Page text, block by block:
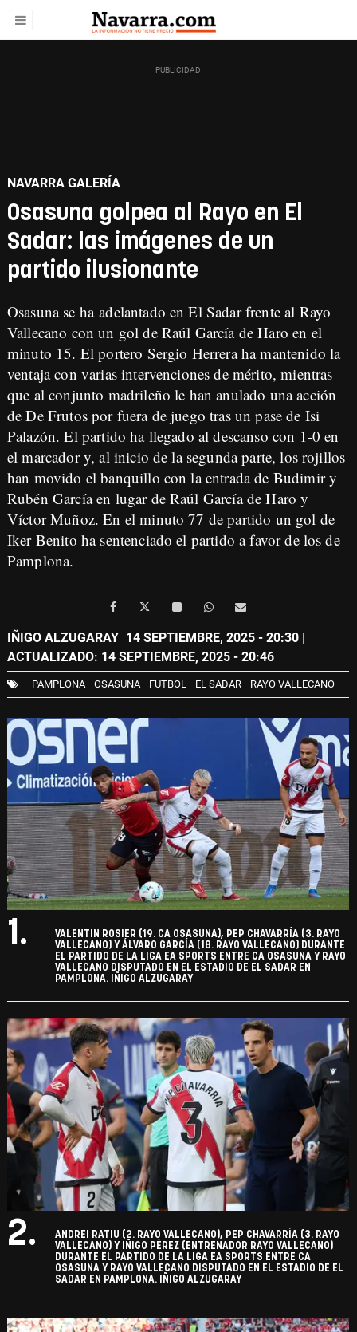
NAVARRA GALERÍA
Osasuna golpea al Rayo en El
Sadar: las imágenes de un
partido ilusionante
Osasuna se ha adelantado en El Sadar frente al Rayo
Vallecano con un gol de Raúl García de Haro en el
minuto 15. El portero Sergio Herrera ha mantenido la
ventaja con varias intervenciones de mérito, mientras
que al conjunto madrileño le han anulado una acción
de De Frutos por fuera de juego tras un pase de Isi
Palazón. El partido ha llegado al descanso con 1-0 en
el marcador y, al inicio de la segunda parte, los rojillos
han movido el banquillo con la entrada de Budimir y
Rubén García en lugar de Raúl García de Haro y
Víctor Muñoz. En el minuto 77 de partido un gol de
Iker Benito ha sentenciado el partido a favor de los de
Pamplona.
IÑIGO ALZUGARAY 14 SEPTIEMBRE, 2025 - 20:30 |
ACTUALIZADO: 14 SEPTIEMBRE, 2025 - 20:46
PAMPLONA OSASUNA FUTBOL EL SADAR RAYO VALLECANO
1.
VALENTIN ROSIER (19. CA OSASUNA), PEP CHAVARRÍA (3. RAYO
VALLECANO) Y ÁLVARO GARCÍA (18. RAYO VALLECANO) DURANTE
EL PARTIDO DE LA LIGA EA SPORTS ENTRE CA OSASUNA Y RAYO
VALLECANO DISPUTADO EN EL ESTADIO DE EL SADAR EN
PAMPLONA. IÑIGO ALZUGARAY
2.
ANDREI RATIU (2. RAYO VALLECANO), PEP CHAVARRÍA (3. RAYO
VALLECANO) Y IÑIGO PÉREZ (ENTRENADOR RAYO VALLECANO)
DURANTE EL PARTIDO DE LA LIGA EA SPORTS ENTRE CA
OSASUNA Y RAYO VALLECANO DISPUTADO EN EL ESTADIO DE EL
SADAR EN PAMPLONA. IÑIGO ALZUGARAY